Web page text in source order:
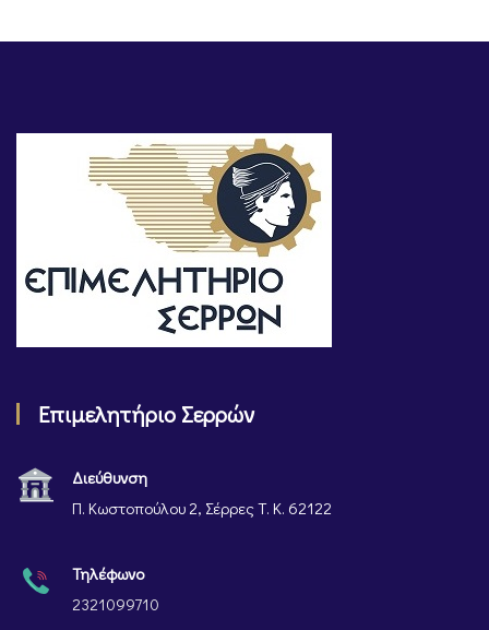
Επιμελητήριο Σερρών
Διεύθυνση
Π. Κωστοπούλου 2, Σέρρες Τ. Κ. 62122
Τηλέφωνο
2321099710